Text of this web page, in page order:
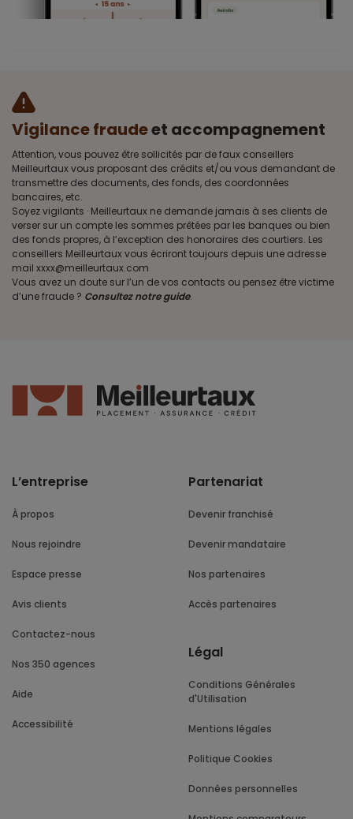
Vigilance fraudeet accompagnement
Attention, vous pouvez être sollicités par de faux conseillers
Meilleurtaux vous proposant des crédits et/ou vous demandant de
transmettre des documents, des fonds, des coordonnées
bancaires, etc.
Soyez vigilants · Meilleurtaux ne demande jamais à ses clients de
verser sur un compte les sommes prêtées par les banques ou bien
des fonds propres, à l’exception des honoraires des courtiers. Les
conseillers Meilleurtaux vous écriront toujours depuis une adresse
mail xxxx@meilleurtaux.com
Vous avez un doute sur l’un de vos contacts ou pensez être victime
d’une fraude ? Consultez notre guide.
L’entreprise
À propos
Nous rejoindre
Espace presse
Avis clients
Contactez-nous
Nos 350 agences
Aide
Accessibilité
Partenariat
Devenir franchisé
Devenir mandataire
Nos partenaires
Accès partenaires
Légal
Conditions Générales
d'Utilisation
Mentions légales
Politique Cookies
Données personnelles